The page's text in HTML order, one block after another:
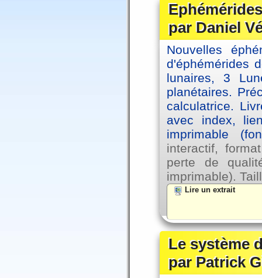
par Daniel
Nouvelles
d'éphémérides
lunaires, 3
planétaires.
calculatrice.
avec index,
imprimable
interactif,
perte de
imprimable).
Lire un extrait
Le système
par Patrick